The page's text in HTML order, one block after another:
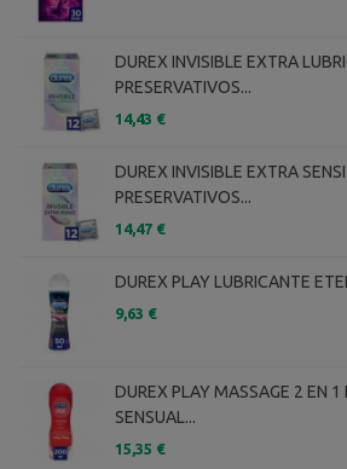
DUREX INVISIBLE EXTRA
PRESERVATIVOS...
14,43 €
DUREX INVISIBLE EXTRA
PRESERVATIVOS...
14,47 €
DUREX PLAY LUBRICANTE
9,63 €
DUREX PLAY MASSAGE 2 EN 1
SENSUAL...
15,35 €